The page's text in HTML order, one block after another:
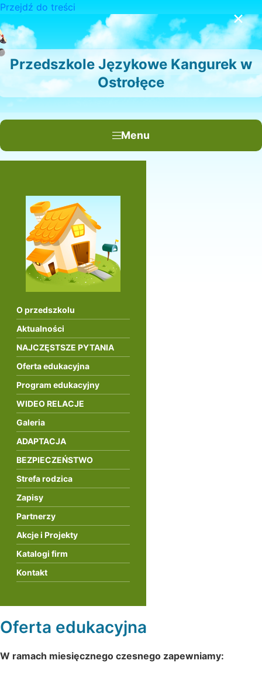
Przejdź do treści
Przedszkole Językowe Kangurek w
Ostrołęce
Menu
×
O przedszkolu
Aktualności
NAJCZĘSTSZE PYTANIA
Oferta edukacyjna
Program edukacyjny
WIDEO RELACJE
Galeria
ADAPTACJA
BEZPIECZEŃSTWO
Strefa rodzica
Zapisy
Partnerzy
Akcje i Projekty
Katalogi firm
Kontakt
Oferta edukacyjna
W ramach miesięcznego czesnego zapewniamy: